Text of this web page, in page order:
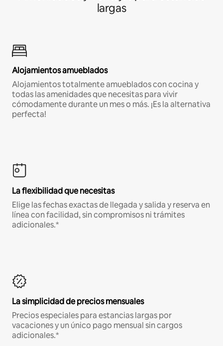
largas
Alojamientos amueblados
Alojamientos totalmente amueblados con cocina y
todas las amenidades que necesitas para vivir
cómodamente durante un mes o más. ¡Es la alternativa
perfecta!
La flexibilidad que necesitas
Elige las fechas exactas de llegada y salida y reserva en
línea con facilidad, sin compromisos ni trámites
adicionales.*
La simplicidad de precios mensuales
Precios especiales para estancias largas por
vacaciones y un único pago mensual sin cargos
adicionales.*